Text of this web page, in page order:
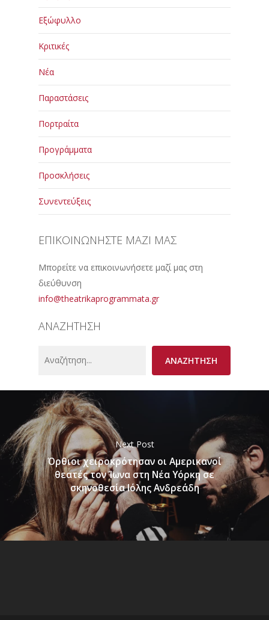
Εξώφυλλο
Κριτικές
Νέα
Παραστάσεις
Πορτραίτα
Προγράμματα
Προσκλήσεις
Συνεντεύξεις
ΕΠΙΚΟΙΝΩΝΗΣΤΕ ΜΑΖΙ ΜΑΣ
Μπορείτε να επικοινωνήσετε μαζί μας στη
διεύθυνση
info@theatrikaprogrammata.gr
ΑΝΑΖΗΤΗΣΗ
ΑΝΑΖΗΤΗΣΗ
Next Post
Όρθιοι χειροκρότησαν οι Αμερικανοί
θεατές τον Ίωνα στη Νέα Υόρκη σε
σκηνοθεσία Ιόλης Ανδρεάδη